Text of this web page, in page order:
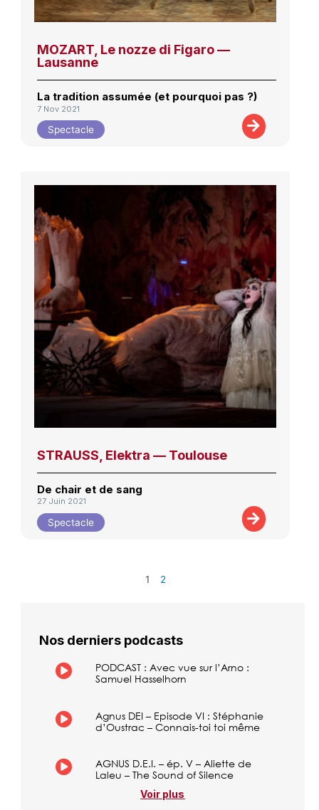
MOZART, Le nozze di Figaro —
Lausanne
La tradition assumée (et pourquoi pas ?)
7 Nov 2021
Spectacle
STRAUSS, Elektra — Toulouse
De chair et de sang
27 Juin 2021
Spectacle
1 2
Nos derniers podcasts
PODCAST : Avec vue sur l’Arno :
Samuel Hasselhorn
Agnus DEI – Episode VI : Stéphanie
d’Oustrac – Connais-toi toi même
AGNUS D.E.I. – ép. V – Aliette de
Laleu – The Sound of Silence
Voir plus